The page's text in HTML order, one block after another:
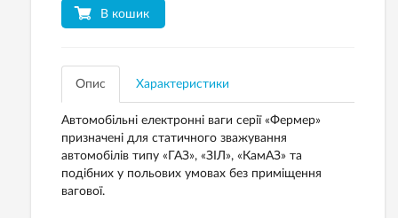
В кошик
Опис Характеристики
Автомобільні електронні ваги серії «Фермер»
призначені для статичного зважування
автомобілів типу «ГАЗ», «ЗІЛ», «КамАЗ» та
подібних у польових умовах без приміщення
вагової.